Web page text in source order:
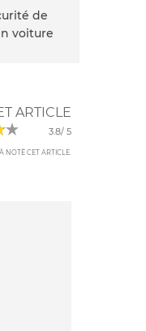
de
voiture
ARTICLE
3.8/ 5
NOTÉ CET ARTICLE.